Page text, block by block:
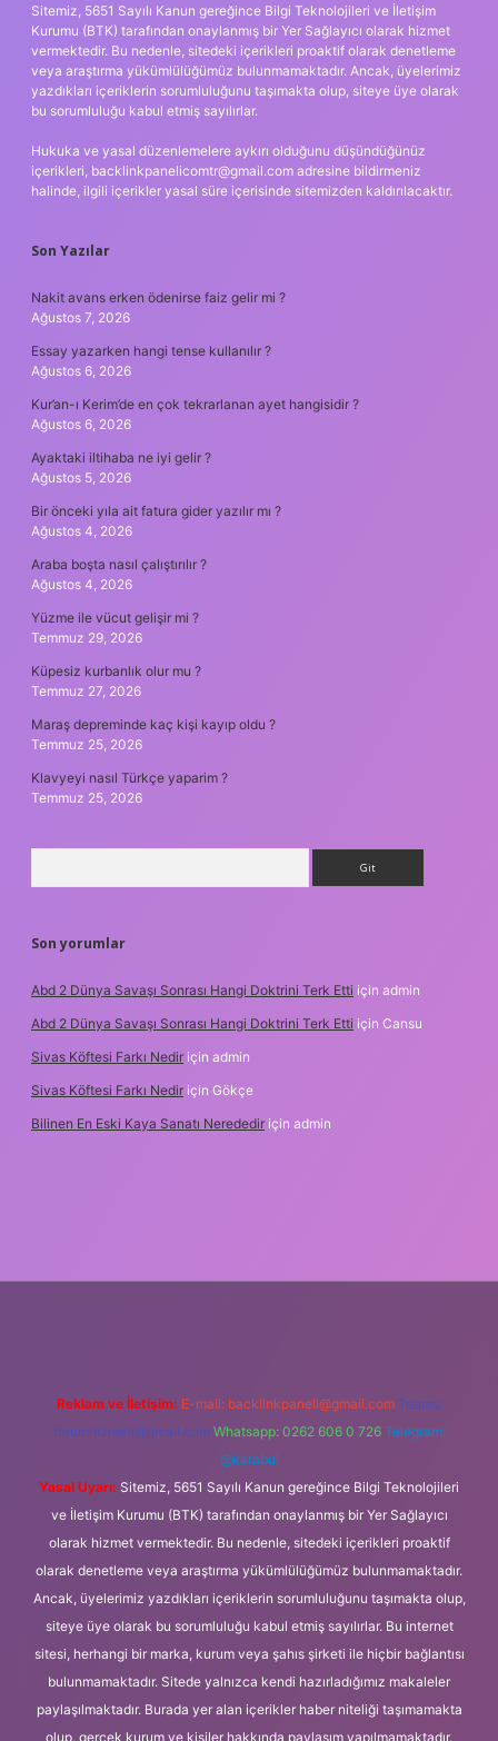
Sitemiz, 5651 Sayılı Kanun gereğince Bilgi Teknolojileri ve İletişim
Kurumu (BTK) tarafından onaylanmış bir Yer Sağlayıcı olarak hizmet
vermektedir. Bu nedenle, sitedeki içerikleri proaktif olarak denetleme
veya araştırma yükümlülüğümüz bulunmamaktadır. Ancak, üyelerimiz
yazdıkları içeriklerin sorumluluğunu taşımakta olup, siteye üye olarak
bu sorumluluğu kabul etmiş sayılırlar.
Hukuka ve yasal düzenlemelere aykırı olduğunu düşündüğünüz
içerikleri, backlinkpanelicomtr@gmail.com adresine bildirmeniz
halinde, ilgili içerikler yasal süre içerisinde sitemizden kaldırılacaktır.
Son Yazılar
Nakit avans erken ödenirse faiz gelir mi ?
Ağustos 7, 2026
Essay yazarken hangi tense kullanılır ?
Ağustos 6, 2026
Kur’an-ı Kerim’de en çok tekrarlanan ayet hangisidir ?
Ağustos 6, 2026
Ayaktaki iltihaba ne iyi gelir ?
Ağustos 5, 2026
Bir önceki yıla ait fatura gider yazılır mı ?
Ağustos 4, 2026
Araba boşta nasıl çalıştırılır ?
Ağustos 4, 2026
Yüzme ile vücut gelişir mi ?
Temmuz 29, 2026
Küpesiz kurbanlık olur mu ?
Temmuz 27, 2026
Maraş depreminde kaç kişi kayıp oldu ?
Temmuz 25, 2026
Klavyeyi nasıl Türkçe yaparim ?
Temmuz 25, 2026
Son yorumlar
Abd 2 Dünya Savaşı Sonrası Hangi Doktrini Terk Etti için admin
Abd 2 Dünya Savaşı Sonrası Hangi Doktrini Terk Etti için Cansu
Sivas Köftesi Farkı Nedir için admin
Sivas Köftesi Farkı Nedir için Gökçe
Bilinen En Eski Kaya Sanatı Nerededir için admin
Reklam ve İletişim: E-mail: backlinkpaneli@gmail.com Teams:
forumhizmeti@gmail.com Whatsapp: 0262 606 0 726 Telegram:
@karabul
Yasal Uyarı: Sitemiz, 5651 Sayılı Kanun gereğince Bilgi Teknolojileri
ve İletişim Kurumu (BTK) tarafından onaylanmış bir Yer Sağlayıcı
olarak hizmet vermektedir. Bu nedenle, sitedeki içerikleri proaktif
olarak denetleme veya araştırma yükümlülüğümüz bulunmamaktadır.
Ancak, üyelerimiz yazdıkları içeriklerin sorumluluğunu taşımakta olup,
siteye üye olarak bu sorumluluğu kabul etmiş sayılırlar. Bu internet
sitesi, herhangi bir marka, kurum veya şahıs şirketi ile hiçbir bağlantısı
bulunmamaktadır. Sitede yalnızca kendi hazırladığımız makaleler
paylaşılmaktadır. Burada yer alan içerikler haber niteliği taşımamakta
olup, gerçek kurum ve kişiler hakkında paylaşım yapılmamaktadır.